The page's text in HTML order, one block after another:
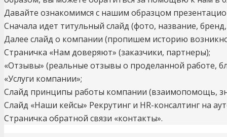
Давайте ознакомимся с нашим образцом
Сначала идет титульный слайд (фото, название,
Далее слайд о компании (пропишем историю
Страничка «Нам доверяют» (заказчики, партнеры);
«Отзывы» (реальные отзывы о проделанной работе,
«Услуги компании»;
Слайд принципы работы компании (взаимопомощь,
Слайд «Наши кейсы» Рекрутинг и HR-консалтинг на
Страничка обратной связи «контакты».